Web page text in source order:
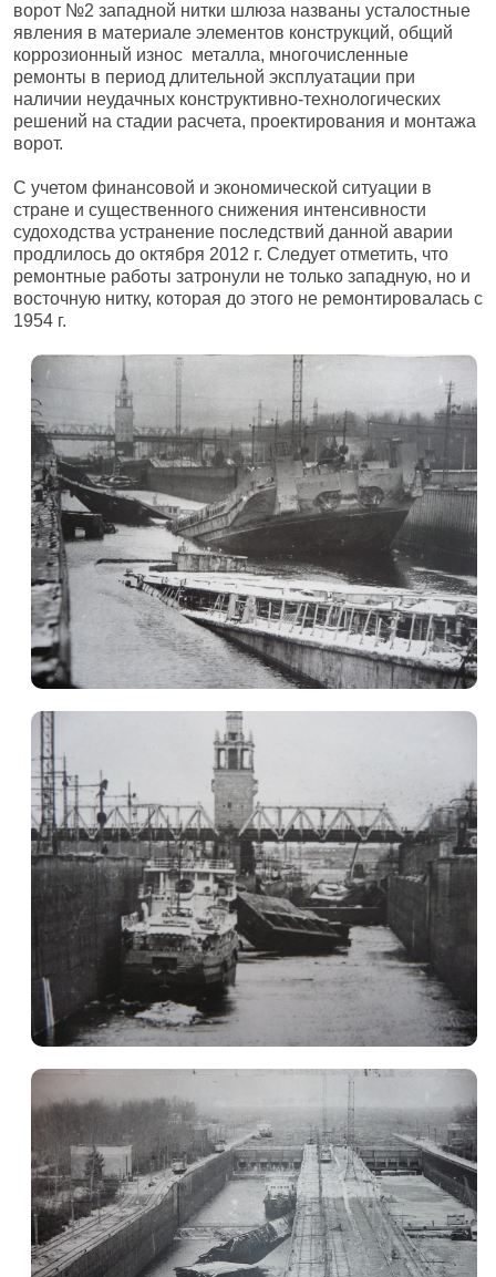
ворот №2 западной нитки шлюза названы усталостные
явления в материале элементов конструкций, общий
коррозионный износ металла, многочисленные
ремонты в период длительной эксплуатации при
наличии неудачных конструктивно-технологических
решений на стадии расчета, проектирования и монтажа
ворот.
С учетом финансовой и экономической ситуации в
стране и существенного снижения интенсивности
судоходства устранение последствий данной аварии
продлилось до октября 2012 г. Следует отметить, что
ремонтные работы затронули не только западную, но и
восточную нитку, которая до этого не ремонтировалась с
1954 г.